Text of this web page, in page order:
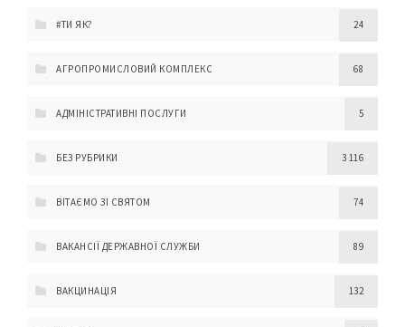
#ТИ ЯК? 24
АГРОПРОМИСЛОВИЙ КОМПЛЕКС 68
АДМІНІСТРАТИВНІ ПОСЛУГИ 5
БЕЗ РУБРИКИ 3 116
ВІТАЄМО ЗІ СВЯТОМ 74
ВАКАНСІЇ ДЕРЖАВНОЇ СЛУЖБИ 89
ВАКЦИНАЦІЯ 132